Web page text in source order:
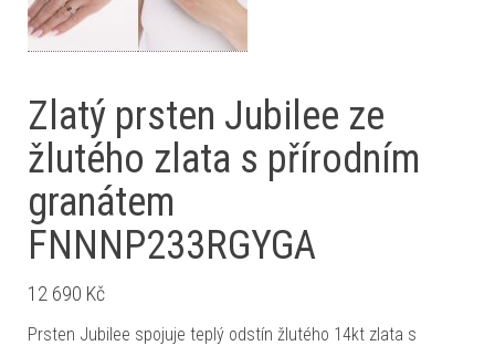
Zlatý prsten Jubilee ze
žlutého zlata s přírodním
granátem
FNNNP233RGYGA
12 690 Kč
Prsten Jubilee spojuje teplý odstín žlutého 14kt zlata s